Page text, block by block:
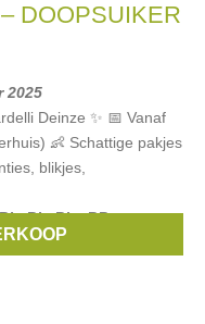
DOOPSUIKER
2025
Deinze ✨ 📅 Vanaf
👶 Schattige pakjes
blikjes,
Bla Bla,BB